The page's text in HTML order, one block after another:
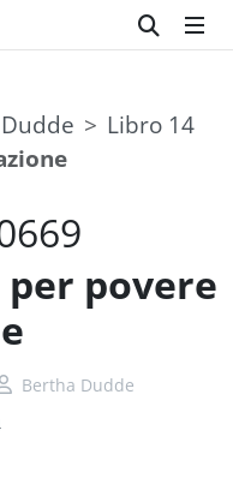
Libro 14
per povere
Bertha Dudde